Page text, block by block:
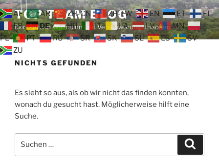
Zum
Inhalt
springen
TOP TEAM BLOG
Der tägliche Wahnsinn und Verschwörungstheorien
NICHTS GEFUNDEN
Es sieht so aus, als ob wir nicht das finden konnten,
wonach du gesucht hast. Möglicherweise hilft eine
Suche.
nach:
AF AR ZH-CN ZH-TW EN ET
FI
FR
DE HU IT LA LV
MN
PL
PT RU SR SK SL ES
SV
ZU